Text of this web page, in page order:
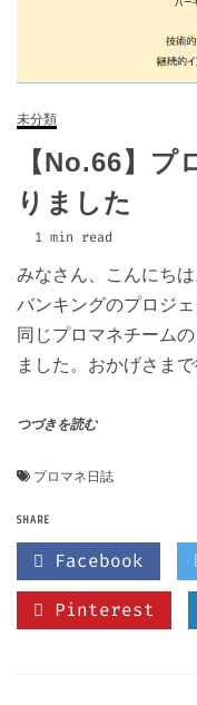
未分類
【No.66】プ
りました
1 min read
みなさん、こんにち
バンキングのプロジ
同じプロマネチーム
ました。おかげさま
つづきを読む
プロマネ日誌
SHARE
Facebook
Pinterest